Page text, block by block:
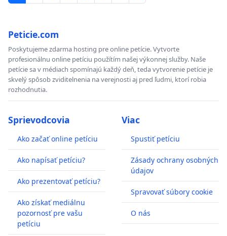
Peticie.com
Poskytujeme zdarma hosting pre online petície. Vytvorte
profesionálnu online petíciu použítím našej výkonnej služby. Naše
petície sa v médiach spomínajú každý deň, teda vytvorenie petície je
skvelý spôsob zviditelnenia na verejnosti aj pred ľudmi, ktorí robia
rozhodnutia.
Sprievodcovia
Ako začať online petíciu
Ako napísať petíciu?
Ako prezentovať petíciu?
Ako získať mediálnu
pozornosť pre vašu
petíciu
Viac
Spustiť petíciu
Zásady ochrany osobných
údajov
Spravovať súbory cookie
O nás